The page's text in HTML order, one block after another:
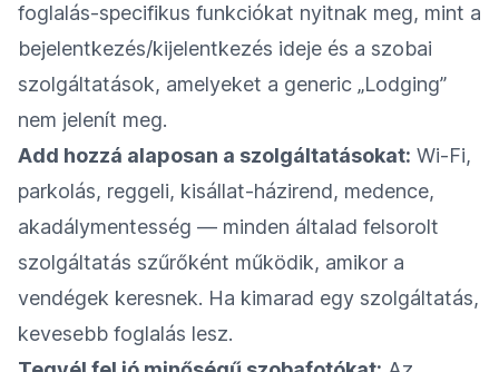
foglalás-specifikus funkciókat nyitnak meg, mint a
bejelentkezés/kijelentkezés ideje és a szobai
szolgáltatások, amelyeket a generic „Lodging”
nem jelenít meg.
Add hozzá alaposan a szolgáltatásokat: Wi‑Fi,
parkolás, reggeli, kisállat-házirend, medence,
akadálymentesség — minden általad felsorolt
szolgáltatás szűrőként működik, amikor a
vendégek keresnek. Ha kimarad egy szolgáltatás,
kevesebb foglalás lesz.